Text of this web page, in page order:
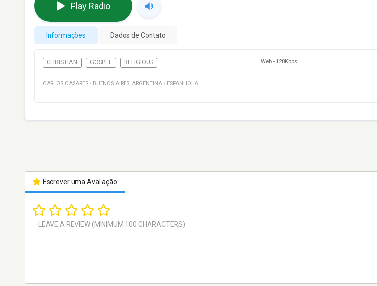
Play Radio
Informações Dados de Contato
CHRISTIAN GOSPEL RELIGIOUS Web - 128Kbps
CARLOS CASARES · BUENOS AIRES, ARGENTINA · ESPANHOLA
Escrever uma Avaliação